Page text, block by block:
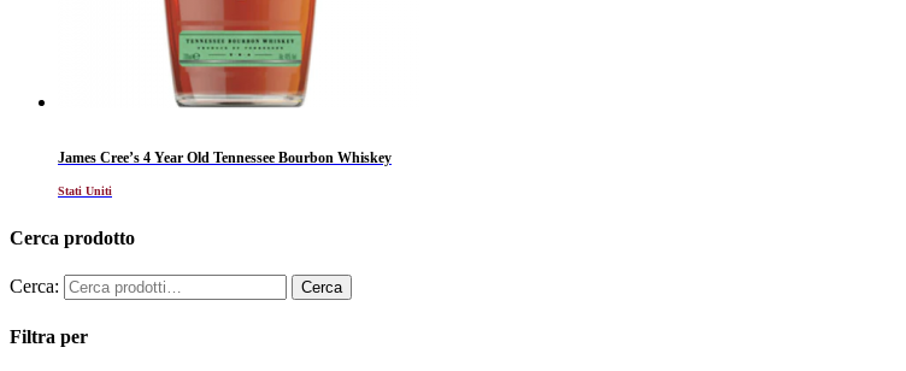
James Cree’s 4 Year Old Tennessee Bourbon Whiskey
Stati Uniti
Cerca prodotto
Cerca:
Filtra per